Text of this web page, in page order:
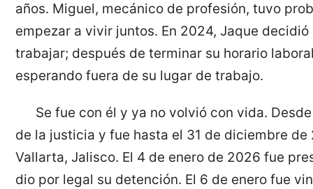
años. Miguel, mecánico de profesión, tuvo
empezar a vivir juntos. En 2024, Jaque
trabajar; después de terminar su horario
esperando fuera de su lugar de trabajo.
Se fue con él y ya no volvió con vida.
de la justicia y fue hasta el 31 de diciembre
Vallarta, Jalisco. El 4 de enero de 2026 fue
dio por legal su detención. El 6 de enero fue